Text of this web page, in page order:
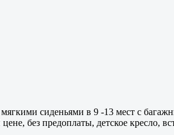
сиденьями в 9 -13 мест с
без предоплаты, детское кресло,